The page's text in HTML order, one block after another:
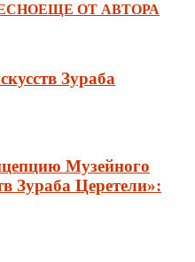
ЕЩЕ ОТ АВТОРА
Зураба
Музейного
Зураба Церетели»: